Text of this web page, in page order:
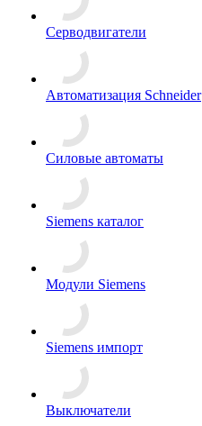
Серводвигатели
Автоматизация Schneider
Силовые автоматы
Siemens каталог
Модули Siemens
Siemens импорт
Выключатели